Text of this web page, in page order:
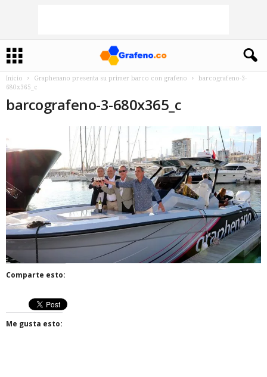
Inicio Graphenano presenta su primer barco con grafeno
barcografeno-3-
680x365_c
barcografeno-3-680x365_c
Comparte esto:
Me gusta esto: